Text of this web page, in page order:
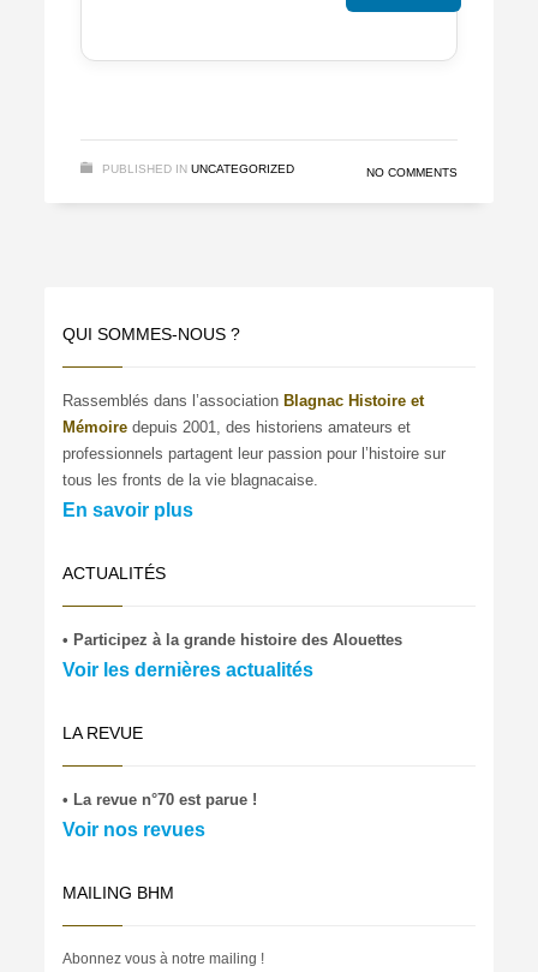
PUBLISHED IN UNCATEGORIZED NO COMMENTS
QUI SOMMES-NOUS ?
Rassemblés dans l’associationBlagnac Histoire et
Mémoire depuis 2001, des historiens amateurs et
professionnels partagent leur passion pour l’histoire sur
tous les fronts de la vie blagnacaise.
En savoir plus
ACTUALITÉS
• Participez à la grande histoire des Alouettes
Voir les dernières actualités
LA REVUE
• La revue n°70 est parue !
Voir nos revues
MAILING BHM
Abonnez vous à notre mailing !